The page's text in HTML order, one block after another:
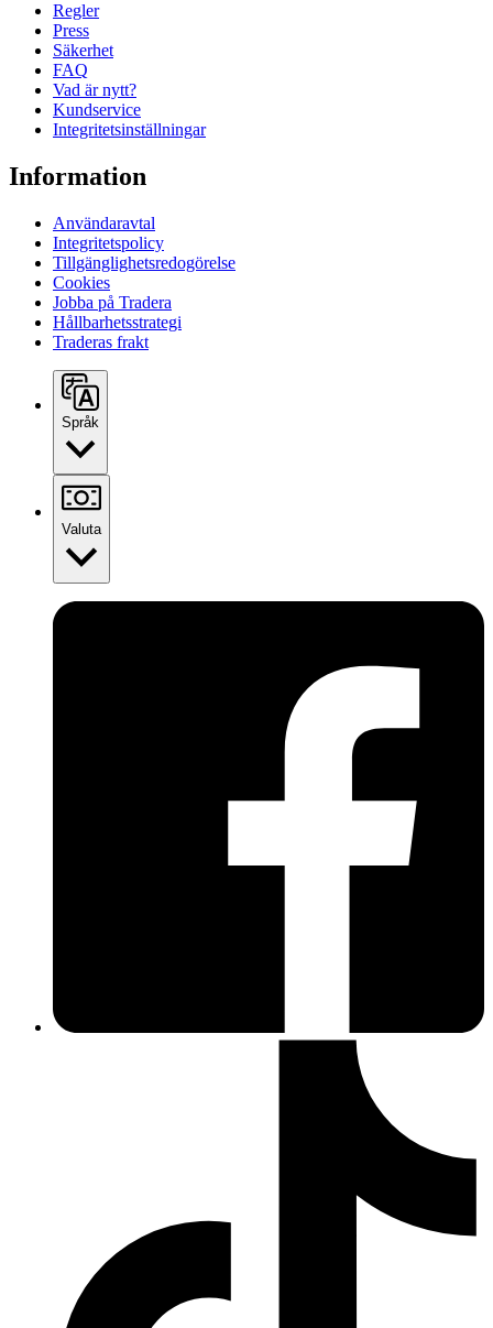
Regler
Press
Säkerhet
FAQ
Vad är nytt?
Kundservice
Integritetsinställningar
Information
Användaravtal
Integritetspolicy
Tillgänglighetsredogörelse
Cookies
Jobba på Tradera
Hållbarhetsstrategi
Traderas frakt
Språk
Valuta